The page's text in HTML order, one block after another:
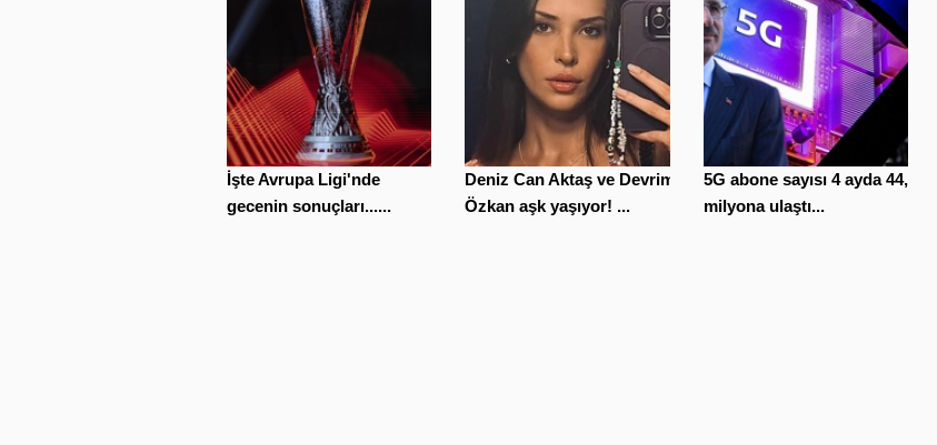
İşte Avrupa Ligi'nde
gecenin sonuçları......
Deniz Can Aktaş ve Devrim
Özkan aşk yaşıyor! ...
5G abone sayısı 4 ayda 44,5
milyona ulaştı...